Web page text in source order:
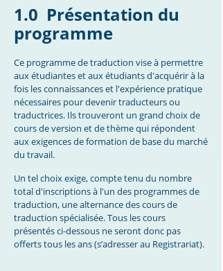
1.0 Présentation du
programme
Ce programme de traduction vise à permettre
aux étudiantes et aux étudiants d'acquérir à la
fois les connaissances et l'expérience pratique
nécessaires pour devenir traducteurs ou
traductrices. Ils trouveront un grand choix de
cours de version et de thème qui répondent
aux exigences de formation de base du marché
du travail.
Un tel choix exige, compte tenu du nombre
total d'inscriptions à l'un des programmes de
traduction, une alternance des cours de
traduction spécialisée. Tous les cours
présentés ci-dessous ne seront donc pas
offerts tous les ans (s’adresser au Registrariat).